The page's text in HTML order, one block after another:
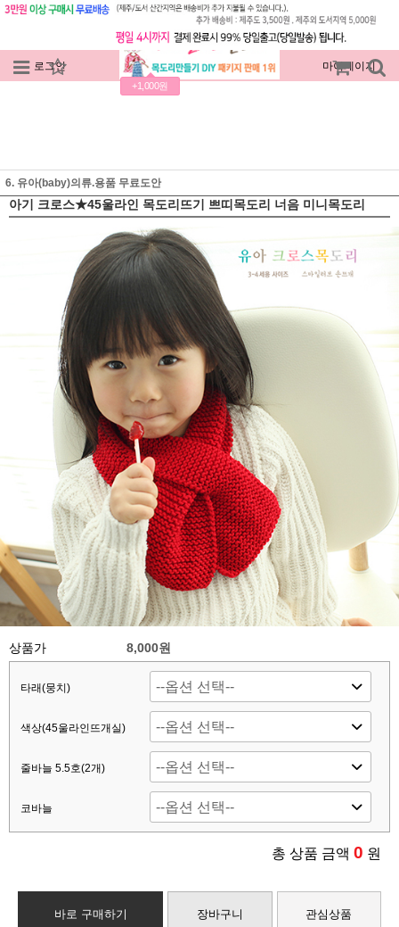
로그인 회원가입
+1,000원
주문조회 마이페이지
6. 유아(baby)의류.용품 무료도안
아기 크로스★45울라인 목도리뜨기 쁘띠목도리 너음 미니목도리
상품가 8,000원
타래(뭉치)
색상(45울라인뜨개실)
줄바늘 5.5호(2개)
코바늘
총 상품 금액 0 원
바로 구매하기 장바구니 관심상품